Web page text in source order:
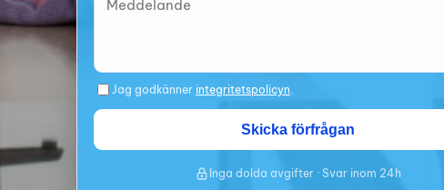
Jag godkänner integritetspolicyn.
Skicka förfrågan
Inga dolda avgifter · Svar inom 24h